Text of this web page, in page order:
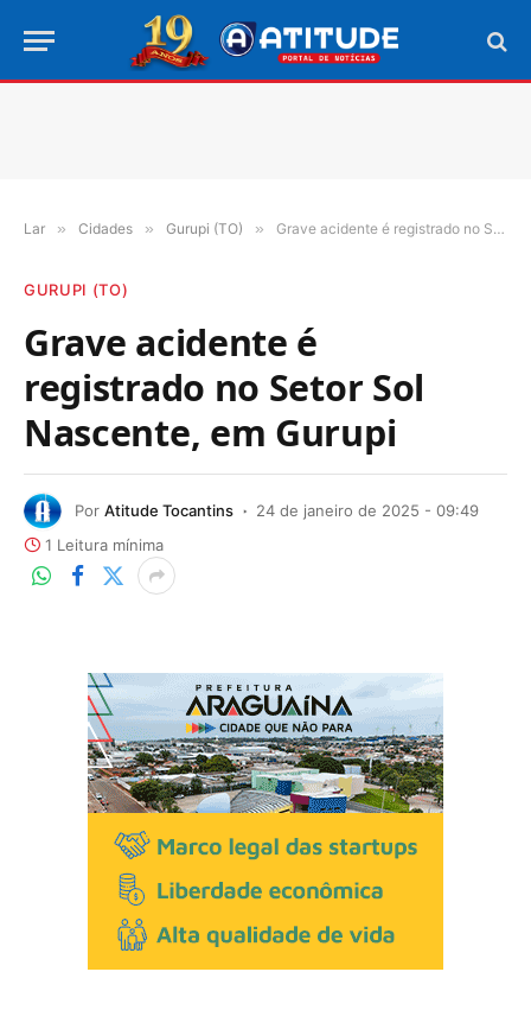
Lar » Cidades » Gurupi (TO) » Grave acidente é registrado no Setor Sol Nascente, em Gurupi
GURUPI (TO)
Grave acidente é
registrado no Setor Sol
Nascente, em Gurupi
Por Atitude Tocantins
24 de janeiro de 2025 - 09:49
1 Leitura mínima